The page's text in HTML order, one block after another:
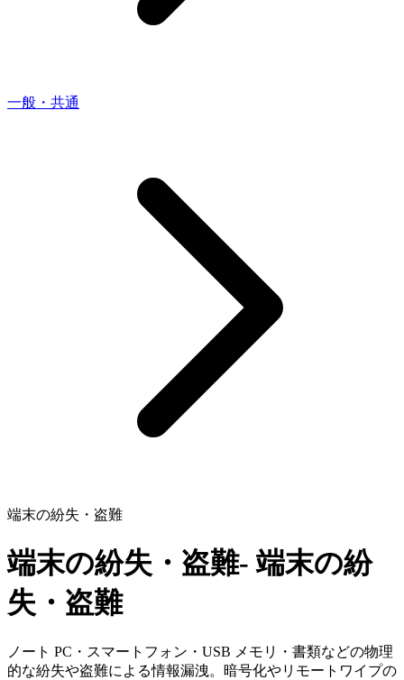
一般・共通
端末の紛失・盗難
端末の紛失・盗難-端末の紛
失・盗難
ノート PC・スマートフォン・USB メモリ・書類などの物理
的な紛失や盗難による情報漏洩。暗号化やリモートワイプの